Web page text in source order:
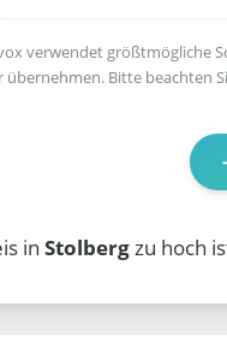
verwendet
Bitte beachten
in Stolbergzu hoch